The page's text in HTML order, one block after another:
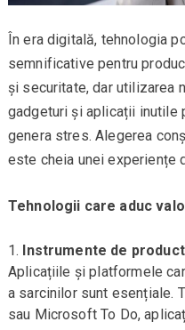
În era digitală, tehnologia
semnificative pentru
și securitate, dar utilizarea
gadgeturi și aplicații inutile
genera stres. Alegerea
este cheia unei experiențe
Tehnologii care aduc
Instrumente de
Aplicațiile și platformele
a sarcinilor sunt esențiale.
sau Microsoft To Do,